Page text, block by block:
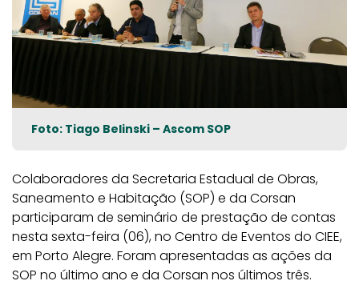
Foto: Tiago Belinski – Ascom SOP
Colaboradores da Secretaria Estadual de Obras,
Saneamento e Habitação (SOP) e da Corsan
participaram de seminário de prestação de contas
nesta sexta-feira (06), no Centro de Eventos do CIEE,
em Porto Alegre. Foram apresentadas as ações da
SOP no último ano e da Corsan nos últimos três.